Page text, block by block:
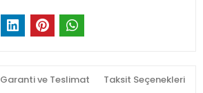
Garanti ve Teslimat Taksit Seçenekleri